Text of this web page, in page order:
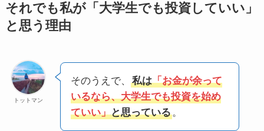
それでも私が「大学生でも投資していい」
と思う理由
トットマン
そのうえで、 私は「お金が余って
いるなら、大学生でも投資を始め
ていい」と思っている。